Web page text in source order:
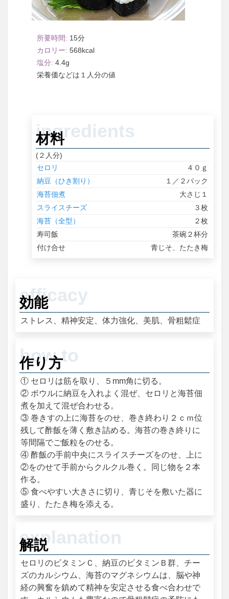
15
568
4.4
１人分
材料
(２人分)
セロリ
４０ｇ
納豆（ひき割り）
１／２パック
海苔佃煮
大さじ１
スライスチーズ
３枚
海苔（全型）
２枚
寿司飯
茶碗２杯分
付け合せ
青じそ、たたき梅
効能
ストレス、精神安定、体力強化、美肌、骨粗鬆症
作り方
① セロリは筋を取り、５mm角に切る。
② ボウルに納豆を入れよく混ぜ、セロリと海苔佃
煮を加えて混ぜ合わせる。
③ 巻きすの上に海苔をのせ、巻き終わり２ｃｍ位
残して酢飯を薄く敷き詰める。海苔の巻き終りに
等間隔でご飯粒をのせる。
④ 酢飯の手前中央にスライスチーズをのせ、上に
②をのせて手前からクルクル巻く。同じ物を２本
作る。
⑤ 食べやすい大きさに切り、青じそを敷いた器に
盛り、たたき梅を添える。
解説
セロリのビタミンＣ、納豆のビタミンＢ群、チー
ズのカルシウム、海苔のマグネシウムは、脳や神
経の興奮を鎮めて精神を安定させる食べ合わせで